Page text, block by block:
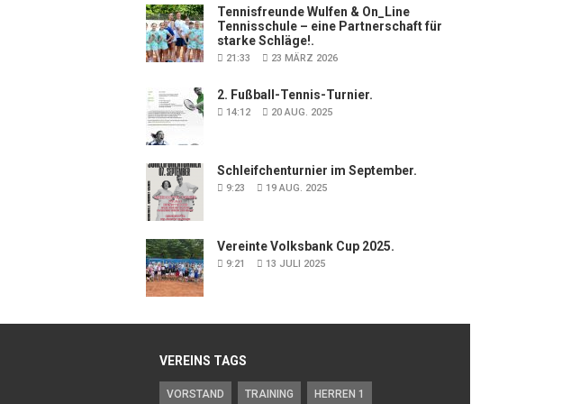
Tennisfreunde Wulfen & On_Line
Tennisschule – eine Partnerschaft für
starke Schläge!.
21:33 23 MÄRZ 2026
2. Fußball-Tennis-Turnier.
14:12 20 AUG. 2025
Schleifchenturnier im September.
9:23 19 AUG. 2025
Vereinte Volksbank Cup 2025.
9:21 13 JULI 2025
VEREINS TAGS
VORSTAND TRAINING HERREN 1